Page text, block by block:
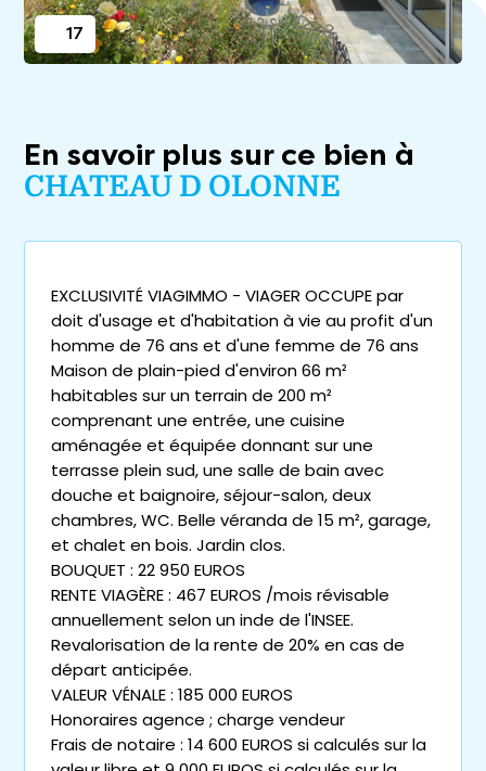
17
En savoir plus sur ce bien à
CHATEAU D OLONNE
EXCLUSIVITÉ VIAGIMMO - VIAGER OCCUPE par
doit d'usage et d'habitation à vie au profit d'un
homme de 76 ans et d'une femme de 76 ans
Maison de plain-pied d'environ 66 m²
habitables sur un terrain de 200 m²
comprenant une entrée, une cuisine
aménagée et équipée donnant sur une
terrasse plein sud, une salle de bain avec
douche et baignoire, séjour-salon, deux
chambres, WC. Belle véranda de 15 m², garage,
et chalet en bois. Jardin clos.
BOUQUET : 22 950 EUROS
RENTE VIAGÈRE : 467 EUROS /mois révisable
annuellement selon un inde de l'INSEE.
Revalorisation de la rente de 20% en cas de
départ anticipée.
VALEUR VÉNALE : 185 000 EUROS
Honoraires agence ; charge vendeur
Frais de notaire : 14 600 EUROS si calculés sur la